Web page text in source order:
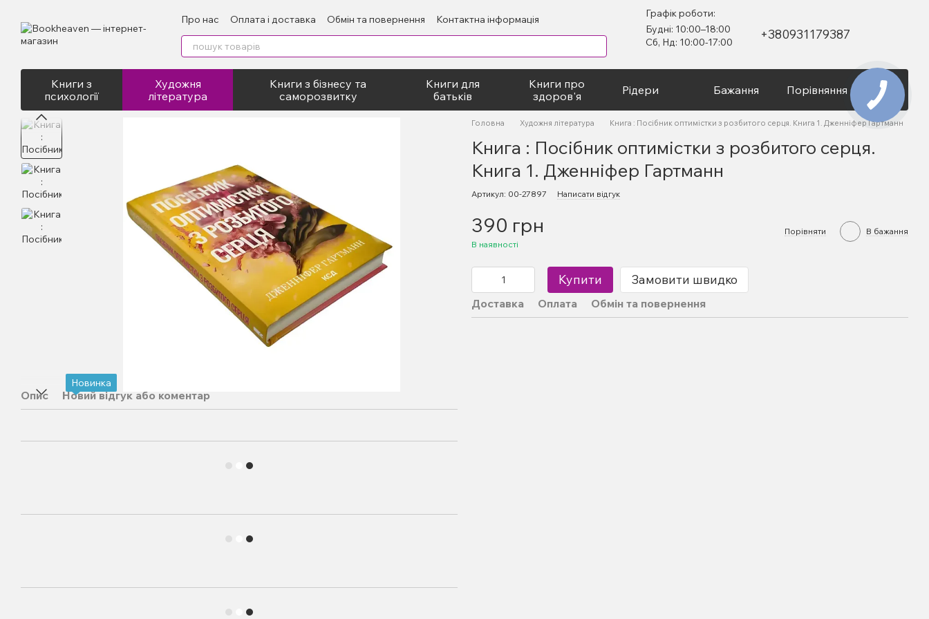
Про нас Оплата і доставка Обмін та повернення
Контактна інформація
Відгуки про магазин
Публічний договір
Графік роботи:
Будні: 10:00–18:00
Сб, Нд: 10:00-17:00
+380931179387
Книги з
психології
Художня
література
Книги з бізнесу та
саморозвитку
Книги для
батьків
Книги про
здоров'я
Рідери Бажання Порівняння Вхід
Новинка
Опис Новий відгук або коментар
Головна Художня література Книга : Посібник оптимістки з розбитого серця. Книга 1. Дженніфер Гартманн
Книга : Посібник оптимістки з розбитого серця.
Книга 1. Дженніфер Гартманн
Артикул: 00-27897 Написати відгук
390 грн
В наявності
Порівняти В бажання
Купити Замовити швидко
Доставка Оплата Обмін та повернення